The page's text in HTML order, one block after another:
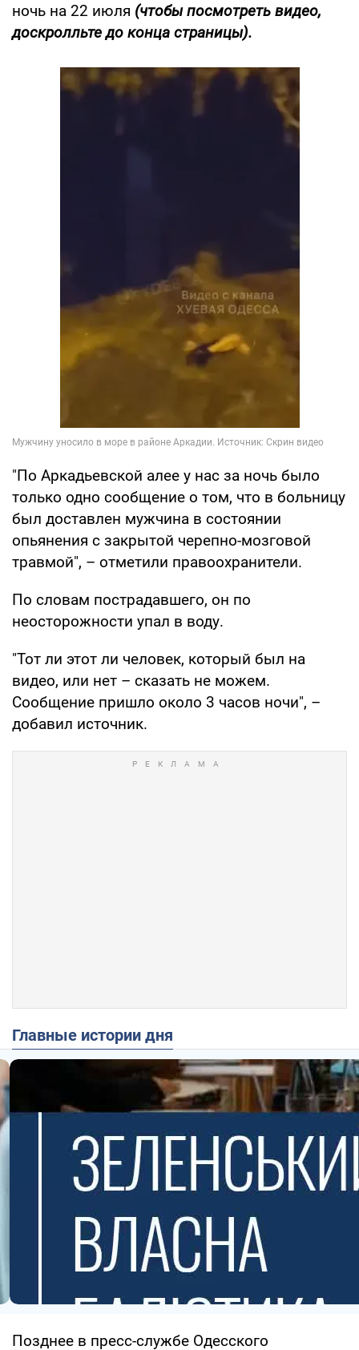
ночь на 22 июля (чтобы посмотреть видео,
доскролльте до конца страницы).
"По Аркадьевской алее у нас за ночь было
только одно сообщение о том, что в больницу
был доставлен мужчина в состоянии
опьянения с закрытой черепно-мозговой
травмой", – отметили правоохранители.
По словам пострадавшего, он по
неосторожности упал в воду.
"Тот ли этот ли человек, который был на
видео, или нет – сказать не можем.
Сообщение пришло около 3 часов ночи", –
добавил источник.
Главные истории дня
Позднее в пресс-службе Одесского